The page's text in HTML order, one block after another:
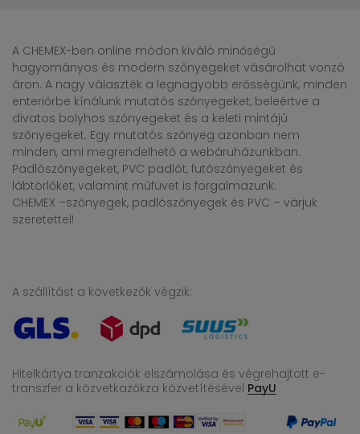
A CHEMEX-ben online módon kiváló minőségű
hagyományos és modern szőnyegeket vásárolhat vonzó
áron. A nagy választék a legnagyobb erősségünk, minden
enteriőrbe kínálunk mutatós szőnyegeket, beleértve a
divatos bolyhos szőnyegeket és a keleti mintájú
szőnyegeket. Egy mutatós szőnyeg azonban nem
minden, ami megrendelhető a webáruházunkban.
Padlószőnyegeket, PVC padlót, futószőnyegeket és
lábtörlőket, valamint műfüvet is forgalmazunk.
CHEMEX –szőnyegek, padlószőnyegek és PVC – várjuk
szeretettel!
A szállítást a következők végzik:
Hitelkártya tranzakciók elszámolása és végrehajtott e-
transzfer a közvetkazőkza közvetítésével PayU